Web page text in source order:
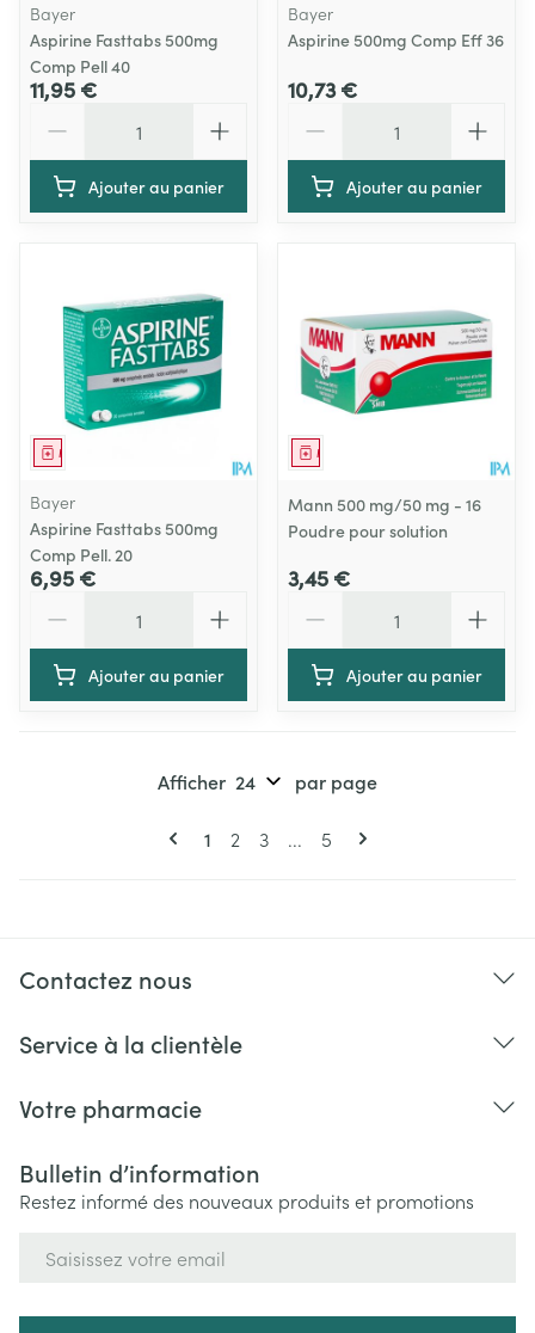
Bayer
Aspirine Fasttabs 500mg
Comp Pell 40
11,95 €
Ajouter au panier
Bayer
Aspirine 500mg Comp Eff 36
10,73 €
Ajouter au panier
Médicament
Bayer
Aspirine Fasttabs 500mg
Comp Pell. 20
6,95 €
Ajouter au panier
Médicament
Mann 500 mg/50 mg - 16
Poudre pour solution
3,45 €
Ajouter au panier
Pages
Vous lisez actuellement la page
1 Page
2 Page
3 ... Page
5
Afficher par page
Contactez nous
Service à la clientèle
Votre pharmacie
Bulletin d’information
Restez informé des nouveaux produits et promotions